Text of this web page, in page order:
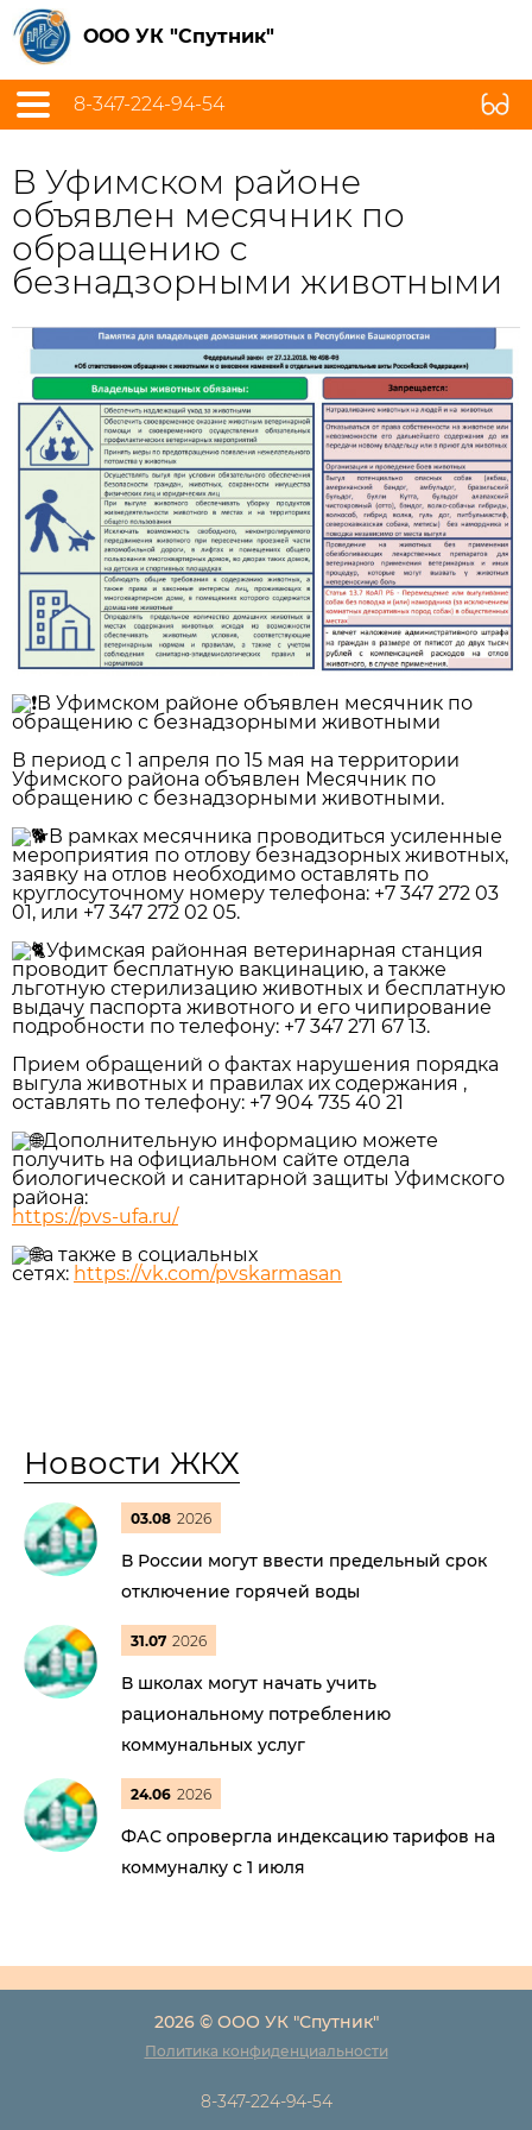
ООО УК "Спутник"
8-347-224-94-54
В Уфимском районе
объявлен месячник по
обращению с
безнадзорными животными
В Уфимском районе объявлен месячник по
обращению с безнадзорными животными
В период с 1 апреля по 15 мая на территории
Уфимского района объявлен Месячник по
обращению с безнадзорными животными.
В рамках месячника проводиться усиленные
мероприятия по отлову безнадзорных животных,
заявку на отлов необходимо оставлять по
круглосуточному номеру телефона: +7 347 272 03
01, или +7 347 272 02 05.
Уфимская районная ветеринарная станция
проводит бесплатную вакцинацию, а также
льготную стерилизацию животных и бесплатную
выдачу паспорта животного и его чипирование
подробности по телефону: +7 347 271 67 13.
Прием обращений о фактах нарушения порядка
выгула животных и правилах их содержания ,
оставлять по телефону: +7 904 735 40 21
Дополнительную информацию можете
получить на официальном сайте отдела
биологической и санитарной защиты Уфимского
района:
https://pvs-ufa.ru/
а также в социальных
сетях: https://vk.com/pvskarmasan
Новости ЖКХ
03.08 2026
В России могут ввести предельный срок
отключение горячей воды
31.07 2026
В школах могут начать учить
рациональному потреблению
коммунальных услуг
24.06 2026
ФАС опровергла индексацию тарифов на
коммуналку с 1 июля
2026 © ООО УК "Спутник"
Политика конфиденциальности
8-347-224-94-54